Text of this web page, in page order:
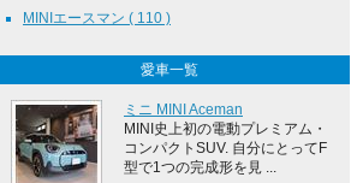
MINIエースマン ( 110 )
愛車一覧
ミニ MINI Aceman
MINI史上初の電動プレミアム・
コンパクトSUV. 自分にとってF
型で1つの完成形を見 ...